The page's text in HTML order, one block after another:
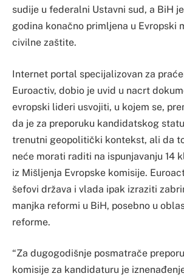
sudije u federalni Ustavni sud, a BiH
godina konačno primljena u Evropski
civilne zaštite.
Internet portal specijalizovan za
Euroactiv, dobio je uvid u nacrt
evropski lideri usvojiti, u kojem se,
da je za preporuku kandidatskog
trenutni geopolitički kontekst, ali da
neće morati raditi na ispunjavanju 14
iz Mišljenja Evropske komisije.
šefovi država i vlada ipak izraziti
manjka reformi u BiH, posebno u
reforme.
“Za dugogodišnje posmatrače
komisije za kandidaturu je